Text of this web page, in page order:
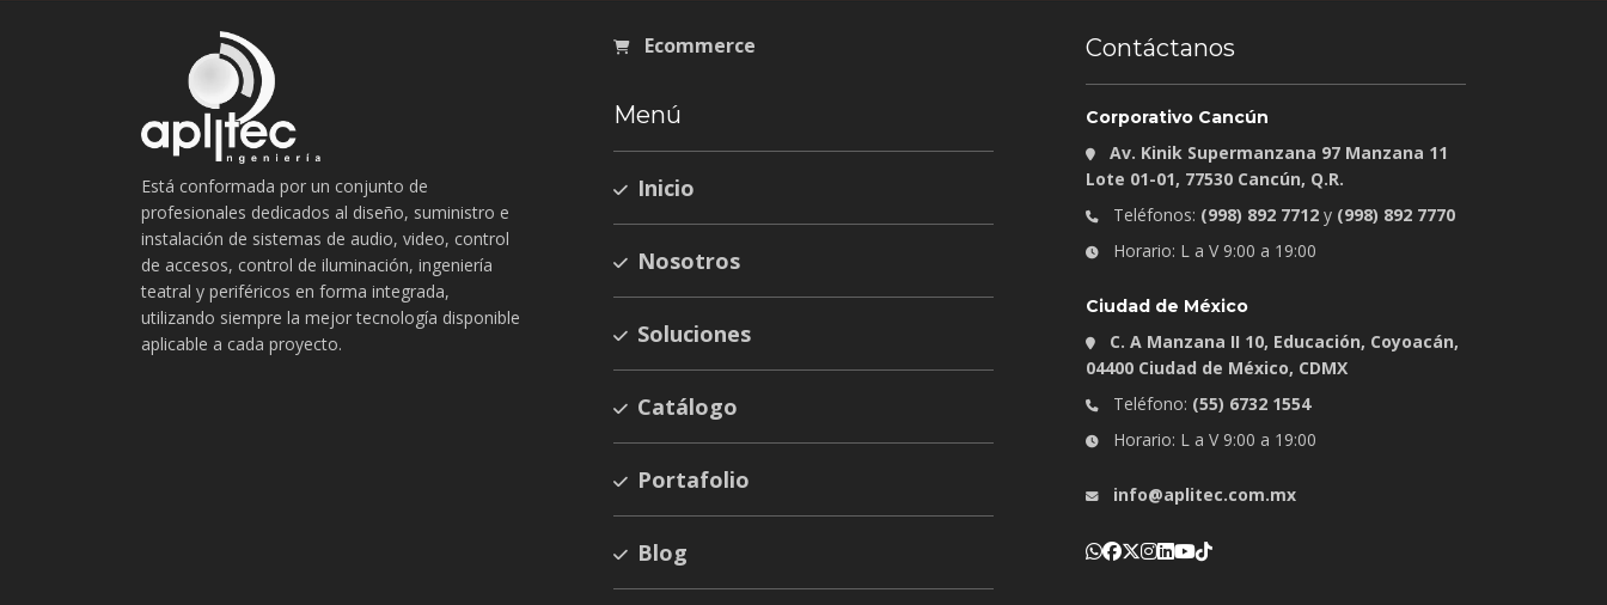
Está conformada por un conjunto de
profesionales dedicados al diseño, suministro e
instalación de sistemas de audio, video, control
de accesos, control de iluminación, ingeniería
teatral y periféricos en forma integrada,
utilizando siempre la mejor tecnología disponible
aplicable a cada proyecto.
Ecommerce
Menú
Inicio
Nosotros
Soluciones
Catálogo
Portafolio
Blog
Contáctanos
Corporativo Cancún
Av. Kinik Supermanzana 97 Manzana 11
Lote 01-01, 77530 Cancún, Q.R.
Teléfonos: (998) 892 7712y (998) 892 7770
Horario: L a V 9:00 a 19:00
Ciudad de México
C. A Manzana II 10, Educación, Coyoacán,
04400 Ciudad de México, CDMX
Teléfono: (55) 6732 1554
Horario: L a V 9:00 a 19:00
info@aplitec.com.mx